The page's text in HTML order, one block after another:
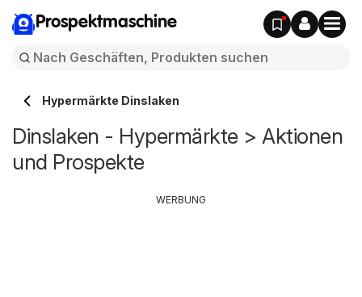
Prospektmaschine
Hypermärkte Dinslaken
Dinslaken - Hypermärkte > Aktionen
und Prospekte
WERBUNG